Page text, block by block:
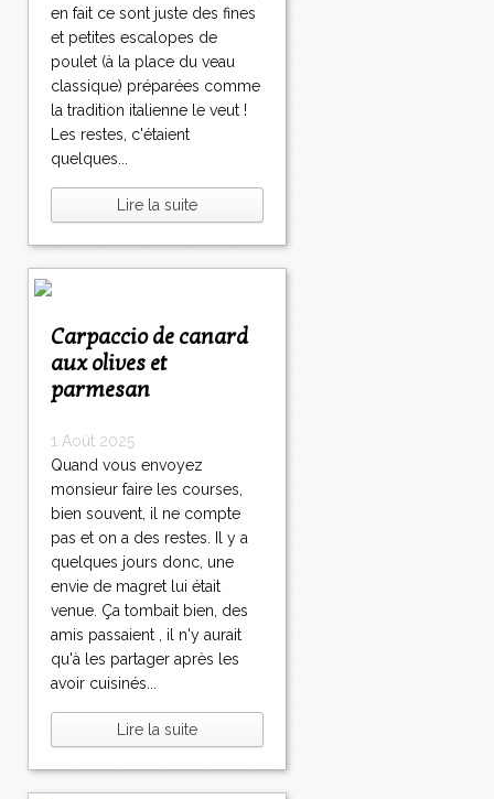
en fait ce sont juste des fines
et petites escalopes de
poulet (à la place du veau
classique) préparées comme
la tradition italienne le veut !
Les restes, c'étaient
quelques...
Lire la suite
Carpaccio de canard
aux olives et
parmesan
1 Août 2025
Quand vous envoyez
monsieur faire les courses,
bien souvent, il ne compte
pas et on a des restes. Il y a
quelques jours donc, une
envie de magret lui était
venue. Ça tombait bien, des
amis passaient , il n'y aurait
qu'à les partager après les
avoir cuisinés...
Lire la suite